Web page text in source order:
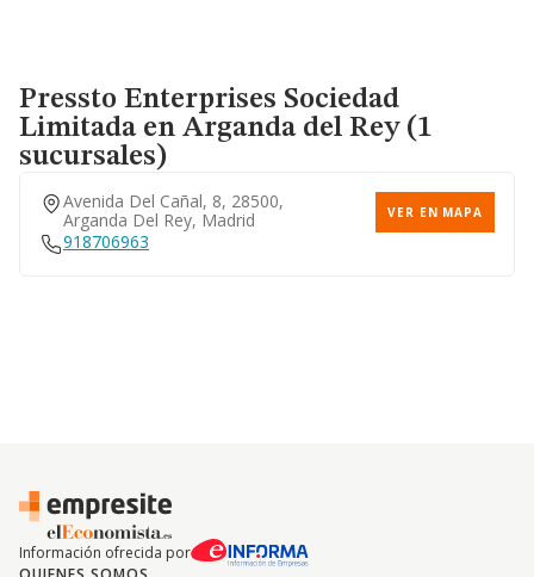
Pressto Enterprises Sociedad
Limitadaen Arganda del Rey (1
sucursales)
Avenida Del Cañal, 8, 28500,
Arganda Del Rey, Madrid
VER EN MAPA
918706963
Información ofrecida por